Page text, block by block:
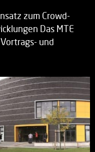
zum Crowd-
Das MTE
und